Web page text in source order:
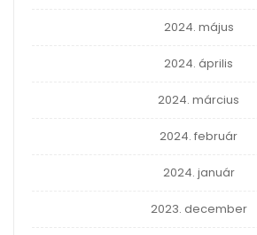
2024. május
2024. április
2024. március
2024. február
2024. január
2023. december